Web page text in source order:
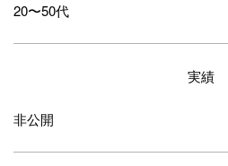
20〜50代
実績
非公開